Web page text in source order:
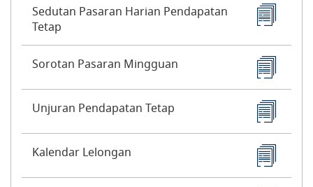
Sedutan Pasaran Harian Pendapatan
Tetap
Sorotan Pasaran Mingguan
Unjuran Pendapatan Tetap
Kalendar Lelongan